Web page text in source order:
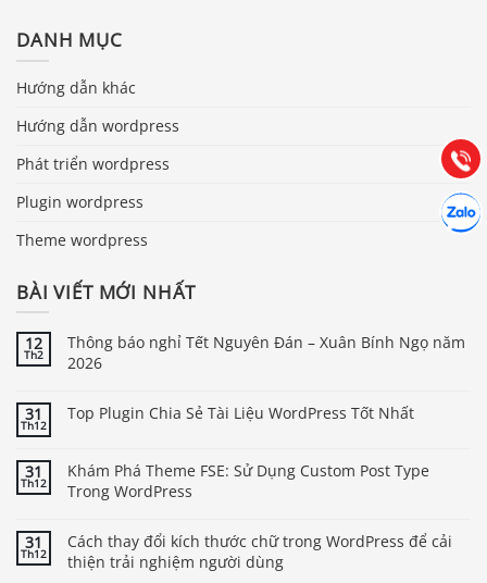
DANH MỤC
Hướng dẫn khác
Hướng dẫn wordpress
Phát triển wordpress
Plugin wordpress
Theme wordpress
BÀI VIẾT MỚI NHẤT
12
Th2
Thông báo nghỉ Tết Nguyên Đán – Xuân Bính Ngọ năm
2026
31
Th12
Top Plugin Chia Sẻ Tài Liệu WordPress Tốt Nhất
31
Th12
Khám Phá Theme FSE: Sử Dụng Custom Post Type
Trong WordPress
31
Th12
Cách thay đổi kích thước chữ trong WordPress để cải
thiện trải nghiệm người dùng
Gọi
(028) 22.166.144
Chát